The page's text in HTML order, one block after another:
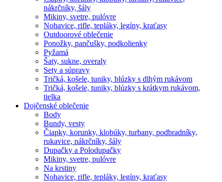
nákrčníky, šály
Mikiny, svetre, pulóvre
Nohavice, rifle, tepláky, legíny, kraťasy
Outdoorové oblečenie
Ponožky, pančušky, podkolienky
Pyžamá
Šaty, sukne, overaly
Sety a súpravy
Tričká, košele, tuniky, blúzky s dlhým rukávom
Tričká, košele, tuniky, blúzky s krátkym rukávom,
tielka
Dojčenské oblečenie
Body
Bundy, vesty
Čiapky, korunky, klobúky, turbany, podbradníky,
rukavice, nákrčníky, šály
Dupačky a Polodupačky
Mikiny, svetre, pulóvre
Na krstiny
Nohavice, rifle, tepláky, legíny, kraťasy